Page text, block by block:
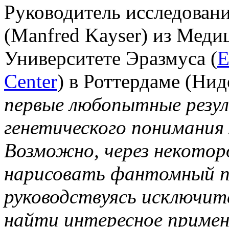
Руководитель
(Manfred Kayser) из
Университете Эразмуса (
Center) в Роттердаме
первые любопытные
генетического
Возможно, через
нарисовать фантомный
руководствуясь
найти интересное